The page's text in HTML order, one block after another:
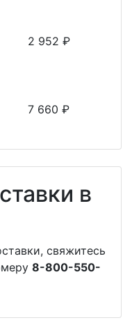
2 952 ₽
7 660 ₽
в
свяжитесь
8-800-550-